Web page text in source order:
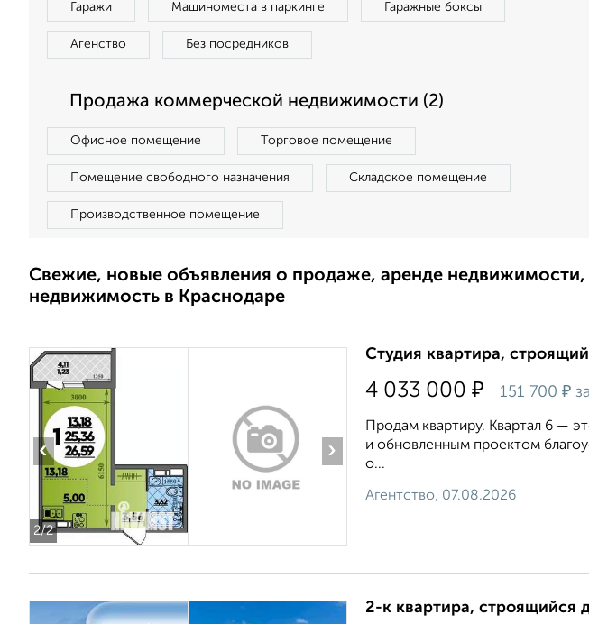
Гаражи Машиноместа в паркинге Гаражные боксы
Агенство Без посредников
Продажа коммерческой недвижимости (2)
Офисное помещение Торговое помещение
Помещение свободного назначения Складское помещение
Производственное помещение
Свежие, новые объявления о продаже, аренде
недвижимость в Краснодаре
2/2
‹ ›
Студия квартира,
4 033 000 ₽ 151 700 ₽
Продам квартиру. Квартал 6 —
и обновленным проектом
о...
Агентство, 07.08.2026
2-к квартира, строящийся